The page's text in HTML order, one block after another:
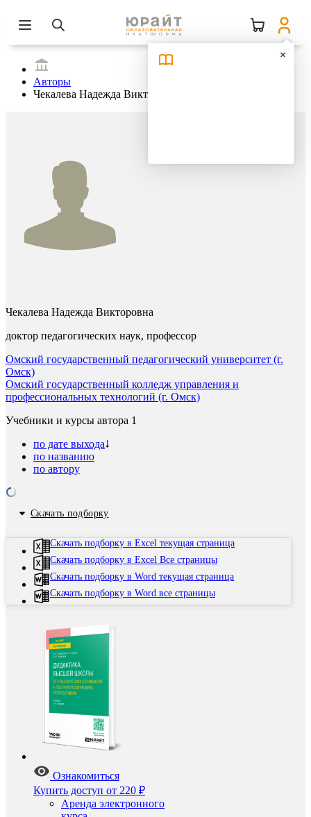
Авторы
Чекалева Надежда Викторовна
Чекалева Надежда Викторовна
доктор педагогических наук, профессор
Омский государственный педагогический университет (г.
Омск)
Омский государственный колледж управления и
профессиональных технологий (г. Омск)
Учебники и курсы автора 1
по дате выхода
по названию
по автору
Скачать подборку
Скачать подборку в Excel текущая страница
Скачать подборку в Excel Все страницы
Скачать подборку в Word текущая страница
Скачать подборку в Word все страницы
Ознакомиться
Купить доступ от 220 ₽
Аренда электронного